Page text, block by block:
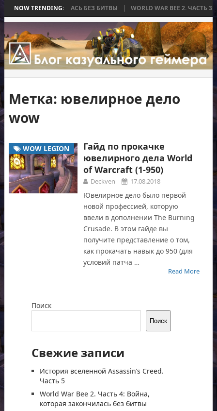
NOW TRENDING:
КОТОРАЯ ЗАКОНЧИЛАСЬ БЕЗ БИТВЫ WORLD WAR BEE 2.
Метка: ювелирное дело
wow
WOW LEGION
Гайд по прокачке
ювелирного дела World
of Warcraft (1-950)
Deckven 17.08.2018
Ювелирное дело было первой
новой профессией, которую
ввели в дополнении The Burning
Crusade. В этом гайде вы
получите представление о том,
как прокачать навык до 950 (для
условий патча …
Read More
Поиск
Поиск
Свежие записи
История вселенной Assassin’s Creed.
Часть 5
World War Bee 2. Часть 4: Война,
которая закончилась без битвы